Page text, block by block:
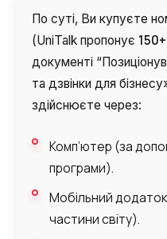
По суті, Ви купуєте
(UniTalk пропонує
документі
та дзвінки для
здійснюєте через:
Комп’ютер (за
програми).
Мобільний
частини світу).